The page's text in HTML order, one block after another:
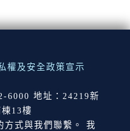
權及安全政策宣示
6000 地址：24219新
13樓
方式與我們聯繫。 我